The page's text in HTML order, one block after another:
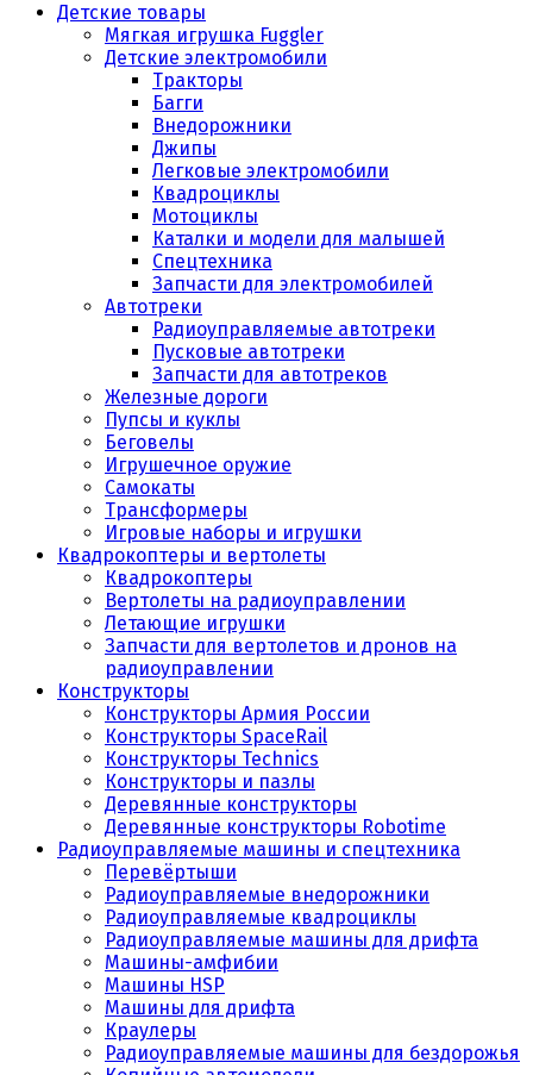
Детские товары
Мягкая игрушка Fuggler
Детские электромобили
Тракторы
Багги
Внедорожники
Джипы
Легковые электромобили
Квадроциклы
Мотоциклы
Каталки и модели для малышей
Спецтехника
Запчасти для электромобилей
Автотреки
Радиоуправляемые автотреки
Пусковые автотреки
Запчасти для автотреков
Железные дороги
Пупсы и куклы
Беговелы
Игрушечное оружие
Самокаты
Трансформеры
Игровые наборы и игрушки
Квадрокоптеры и вертолеты
Квадрокоптеры
Вертолеты на радиоуправлении
Летающие игрушки
Запчасти для вертолетов и дронов на
радиоуправлении
Конструкторы
Конструкторы Армия России
Конструкторы SpaceRail
Конструкторы Technics
Конструкторы и пазлы
Деревянные конструкторы
Деревянные конструкторы Robotime
Радиоуправляемые машины и спецтехника
Перевёртыши
Радиоуправляемые внедорожники
Радиоуправляемые квадроциклы
Радиоуправляемые машины для дрифта
Машины-амфибии
Машины HSP
Машины для дрифта
Краулеры
Радиоуправляемые машины для бездорожья